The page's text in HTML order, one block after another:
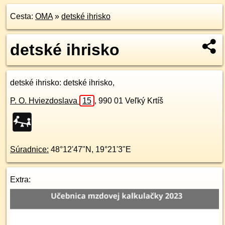
Cesta: OMA» detské ihrisko
detské ihrisko
detské ihrisko: detské ihrisko,
P. O. Hviezdoslava 15 , 990 01 Veľký Krtíš
Súradnice: 48°12'47"N , 19°21'3"E
Extra: